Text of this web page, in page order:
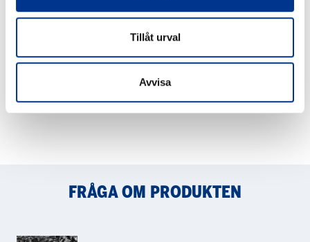
Tillåt urval
Avvisa
Cell
Constant
CONSTANT SYSTEMS
Rate
Cell
(HFR)
från
Constant
Systems
DISRUPTOR (HFR) FRÅN
CONSTANT SYSTEMS
FRÅGA OM PRODUKTEN